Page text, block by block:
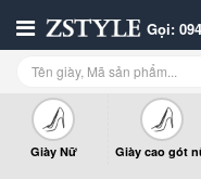
Gọi:
Giày Nữ Giày cao gót